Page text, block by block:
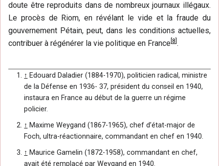
doute être reproduits dans de nombreux journaux illégaux.
Le procès de Riom, en révélant le vide et la fraude du
gouvernement Pétain, peut, dans les conditions actuelles,
contribuer à régénérer la vie politique en France 8 .
↑ Edouard Daladier (1884-1970), politicien radical, ministre
de la Défense en 1936- 37, président du conseil en 1940,
instaura en France au début de la guerre un régime
policier.
↑ Maxime Weygand (1867-1965), chef d’état-major de
Foch, ultra-réactionnaire, commandant en chef en 1940.
↑ Maurice Gamelin (1872-1958), commandant en chef,
avait été remplacé par Weygand en 1940.